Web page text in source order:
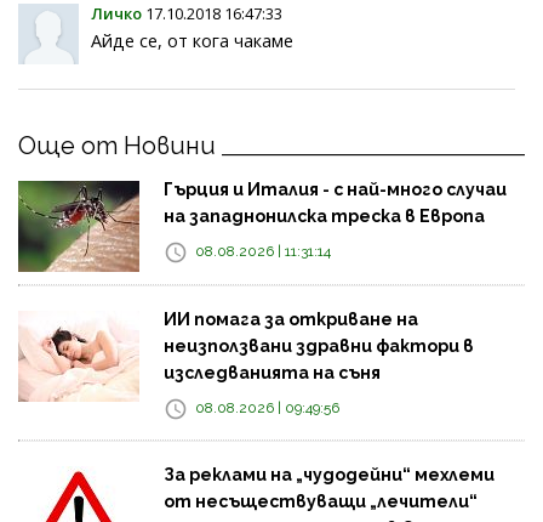
Личко 17.10.2018 16:47:33
Айде се, от кога чакаме
Още от Новини
Гърция и Италия - с най-много случаи
на западнонилска треска в Европа
08.08.2026 | 11:31:14
ИИ помага за откриване на
неизползвани здравни фактори в
изследванията на съня
08.08.2026 | 09:49:56
За реклами на „чудодейни“ мехлеми
от несъществуващи „лечители“